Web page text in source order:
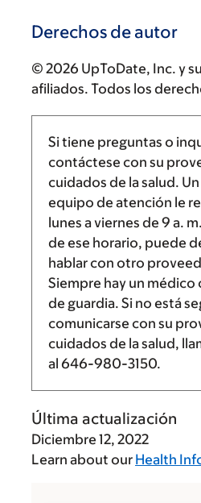
Derechos de autor
© 2026 UpToDate, Inc. y
afiliados. Todos los
Si tiene preguntas o
contáctese con su
cuidados de la salud.
equipo de atención le
lunes a viernes de 9 a. m.
de ese horario, puede
hablar con otro
Siempre hay un médico
de guardia. Si no está
comunicarse con su
cuidados de la salud,
al 646-980-3150.
Última actualización
Diciembre 12, 2022
Learn about our Health